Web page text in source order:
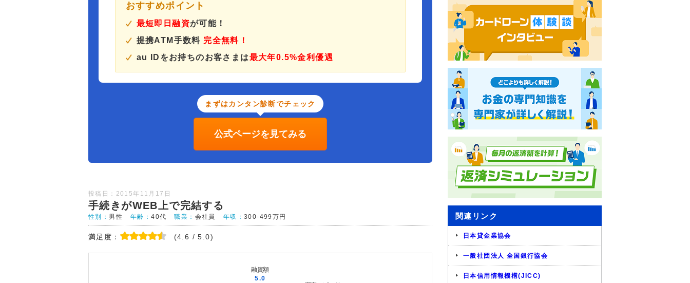
おすすめポイント
最短即日融資が可能！
提携ATM手数料 完全無料！
au IDをお持ちのお客さまは最大年0.5%金利優遇
まずはカンタン診断でチェック
公式ページを見てみる
投稿日：2015年11月17日
手続きがWEB上で完結する
性別： 男性 年齢：40代 職業： 会社員 年収：300-499万円
満足度： (4.6 / 5.0)
関連リンク
日本貸金業協会
一般社団法人 全国銀行協会
日本信用情報機構(JICC)